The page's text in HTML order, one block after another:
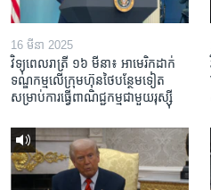
16 មីនា 2025
វិទ្យុពេលរាត្រី ១៦ មីនា៖ អាមេរិក​ដាក់​
ទណ្ឌកម្ម​លើ​ក្រុមហ៊ុន​ថៃ​បន្ថែម​ទៀត​
សម្រាប់​ការ​ធ្វើ​ពាណិជ្ជកម្ម​ជាមួយ​រុស្ស៊ី